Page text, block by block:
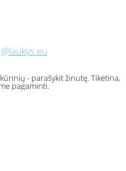
@laukys.eu
- parašykit žinutę. Tikėtina,
pagaminti.